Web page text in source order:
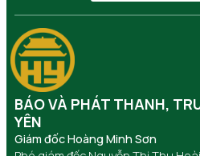
BÁO VÀ PHÁT THANH,
YÊN
Giám đốc Hoàng Minh Sơn